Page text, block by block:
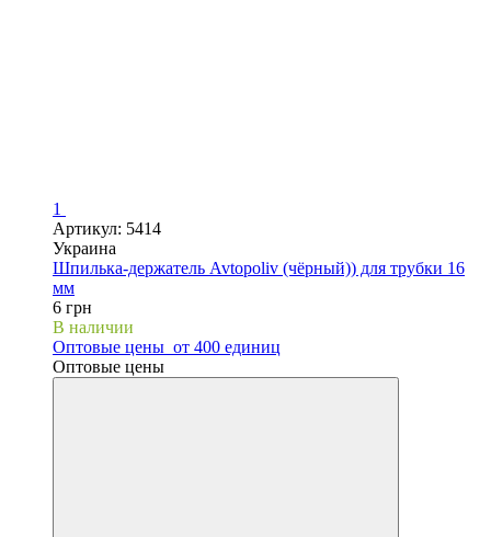
1
Артикул: 5414
Украина
Шпилька-держатель Avtopoliv (чёрный)) для трубки 16
мм
6 грн
В наличии
Оптовые цены от 400 единиц
Оптовые цены